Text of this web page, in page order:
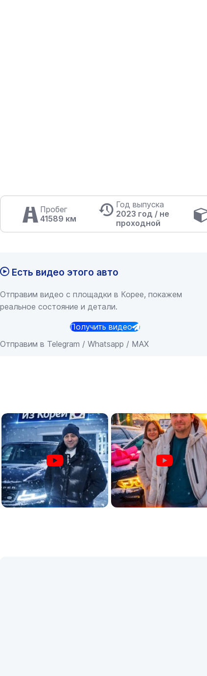
Пробег
41589 км
Год выпуска
2023 год / не
проходной
Есть видео этого авто
Отправим видео с площадки в Корее, покажем
реальное состояние и детали.
Получить видео
Отправим в Telegram / Whatsapp / MAX